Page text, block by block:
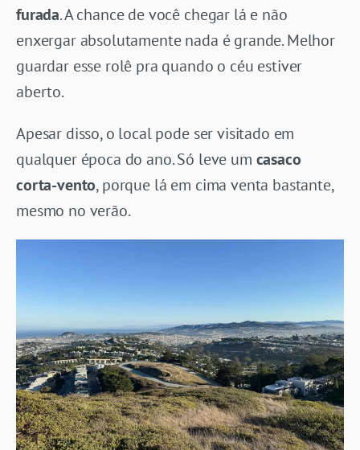
furada. A chance de você chegar lá e não
enxergar absolutamente nada é grande. Melhor
guardar esse rolê pra quando o céu estiver
aberto.
Apesar disso, o local pode ser visitado em
qualquer época do ano. Só leve um casaco
corta-vento, porque lá em cima venta bastante,
mesmo no verão.